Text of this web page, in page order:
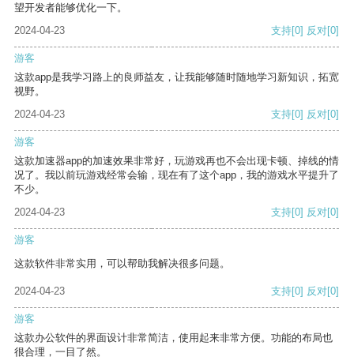
望开发者能够优化一下。
2024-04-23
支持[0] 反对[0]
游客
这款app是我学习路上的良师益友，让我能够随时随地学习新知识，拓宽
视野。
2024-04-23
支持[0] 反对[0]
游客
这款加速器app的加速效果非常好，玩游戏再也不会出现卡顿、掉线的情
况了。我以前玩游戏经常会输，现在有了这个app，我的游戏水平提升了
不少。
2024-04-23
支持[0] 反对[0]
游客
这款软件非常实用，可以帮助我解决很多问题。
2024-04-23 支持[0] 反对[0]
游客
这款办公软件的界面设计非常简洁，使用起来非常方便。功能的布局也
很合理，一目了然。